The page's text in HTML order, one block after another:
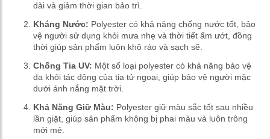
dài và giảm thời gian bảo trì.
Kháng Nước: Polyester có khả năng chống nước tốt, bảo
vệ người sử dụng khỏi mưa nhẹ và thời tiết ẩm ướt, đồng
thời giúp sản phẩm luôn khô ráo và sạch sẽ.
Chống Tia UV: Một số loại polyester có khả năng bảo vệ
da khỏi tác động của tia tử ngoại, giúp bảo vệ người mặc
dưới ánh nắng mặt trời.
Khả Năng Giữ Màu: Polyester giữ màu sắc tốt sau nhiều
lần giặt, giúp sản phẩm không bị phai màu và luôn trông
mới mẻ.